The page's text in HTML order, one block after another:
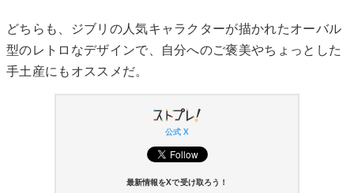
どちらも、ジブリの人気キャラクターが描かれたオーバル
型のレトロなデザインで、自分へのご褒美やちょっとした
手土産にもオススメだ。
公式 X
最新情報をXで受け取ろう！